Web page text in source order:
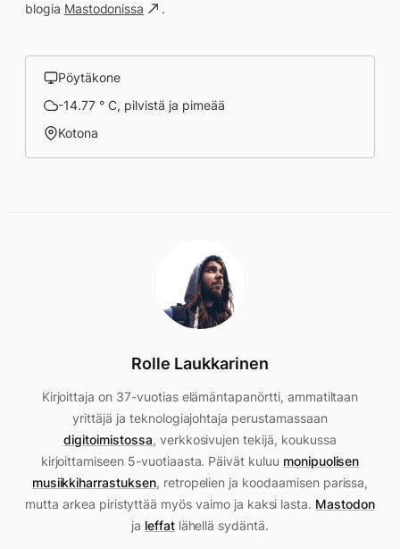
blogia Mastodonissa .
Pöytäkone
-14.77 ° C, pilvistä ja pimeää
Kotona
Rolle Laukkarinen
Kirjoittaja on 37-vuotias elämäntapanörtti, ammatiltaan
yrittäjä ja teknologiajohtaja perustamassaan
digitoimistossa, verkkosivujen tekijä, koukussa
kirjoittamiseen 5-vuotiaasta. Päivät kuluu monipuolisen
musiikkiharrastuksen, retropelien ja koodaamisen parissa,
mutta arkea piristyttää myös vaimo ja kaksi lasta. Mastodon
ja leffatlähellä sydäntä.